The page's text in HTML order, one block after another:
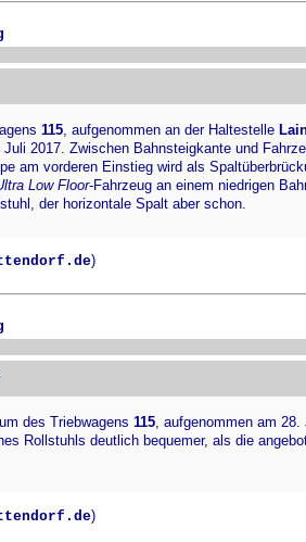
115, aufgenommen an der Haltestelle
Juli 2017. Zwischen Bahnsteigkante und
am vorderen Einstieg wird als
Low Floor-Fahrzeug an einem niedrigen
der horizontale Spalt aber schon.
)
des Triebwagens 115, aufgenommen am 28.
Rollstuhls deutlich bequemer, als die
)